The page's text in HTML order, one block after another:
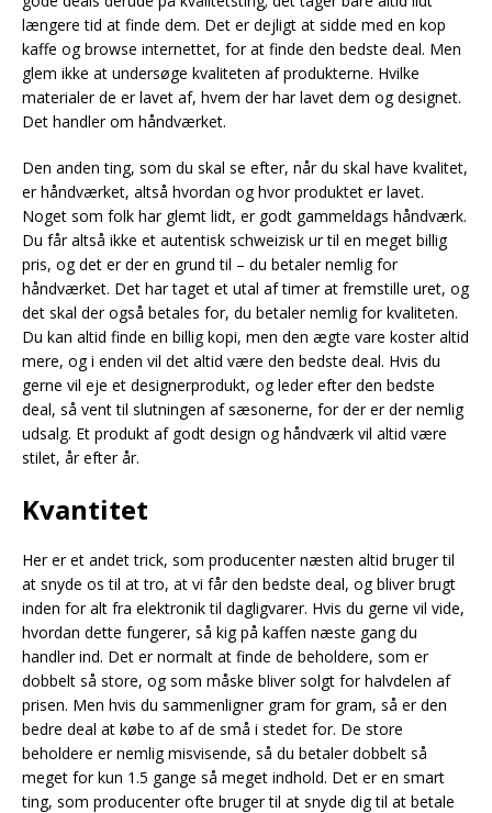
længere tid at finde dem. Det er dejligt at sidde med en kop
kaffe og browse internettet, for at finde den bedste deal. Men
glem ikke at undersøge kvaliteten af produkterne. Hvilke
materialer de er lavet af, hvem der har lavet dem og designet.
Det handler om håndværket.
Den anden ting, som du skal se efter, når du skal have kvalitet,
er håndværket, altså hvordan og hvor produktet er lavet.
Noget som folk har glemt lidt, er godt gammeldags håndværk.
Du får altså ikke et autentisk schweizisk ur til en meget billig
pris, og det er der en grund til – du betaler nemlig for
håndværket. Det har taget et utal af timer at fremstille uret, og
det skal der også betales for, du betaler nemlig for kvaliteten.
Du kan altid finde en billig kopi, men den ægte vare koster altid
mere, og i enden vil det altid være den bedste deal. Hvis du
gerne vil eje et designerprodukt, og leder efter den bedste
deal, så vent til slutningen af sæsonerne, for der er der nemlig
udsalg. Et produkt af godt design og håndværk vil altid være
stilet, år efter år.
Kvantitet
Her er et andet trick, som producenter næsten altid bruger til
at snyde os til at tro, at vi får den bedste deal, og bliver brugt
inden for alt fra elektronik til dagligvarer. Hvis du gerne vil vide,
hvordan dette fungerer, så kig på kaffen næste gang du
handler ind. Det er normalt at finde de beholdere, som er
dobbelt så store, og som måske bliver solgt for halvdelen af
prisen. Men hvis du sammenligner gram for gram, så er den
bedre deal at købe to af de små i stedet for. De store
beholdere er nemlig misvisende, så du betaler dobbelt så
meget for kun 1.5 gange så meget indhold. Det er en smart
ting, som producenter ofte bruger til at snyde dig til at betale